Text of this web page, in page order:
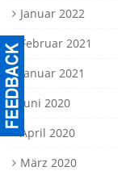
Januar 2022
Februar 2021
Januar 2021
Juni 2020
April 2020
März 2020